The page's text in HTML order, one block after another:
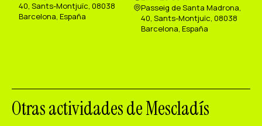
40, Sants-Montjuïc, 08038
Barcelona, España
Passeig de Santa Madrona,
40, Sants-Montjuïc, 08038
Barcelona, España
Otras actividades de Mescladís